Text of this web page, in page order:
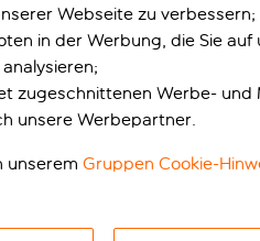
Webseite zu verbessern;
in der Werbung, die Sie
zugeschnittenen Werbe- und
unsere Werbepartner.
unserem Gruppen Cookie-